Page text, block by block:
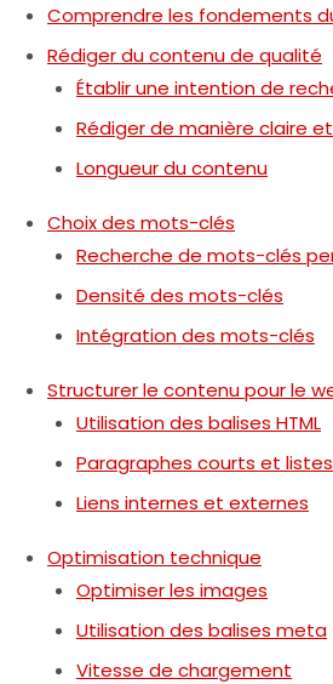
Comprendre les fondements
Rédiger du contenu de qualité
Établir une intention de
Rédiger de manière claire
Longueur du contenu
Choix des mots-clés
Recherche de mots-clés
Densité des mots-clés
Intégration des mots-clés
Structurer le contenu pour le
Utilisation des balises HTML
Paragraphes courts et listes
Liens internes et externes
Optimisation technique
Optimiser les images
Utilisation des balises meta
Vitesse de chargement